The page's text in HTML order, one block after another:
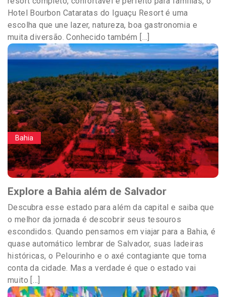
Hotel Bourbon Cataratas do Iguaçu Resort é uma
escolha que une lazer, natureza, boa gastronomia e
muita diversão. Conhecido também […]
Bahia
Explore a Bahia além de Salvador
Descubra esse estado para além da capital e saiba que
o melhor da jornada é descobrir seus tesouros
escondidos. Quando pensamos em viajar para a Bahia, é
quase automático lembrar de Salvador, suas ladeiras
históricas, o Pelourinho e o axé contagiante que toma
conta da cidade. Mas a verdade é que o estado vai
muito […]